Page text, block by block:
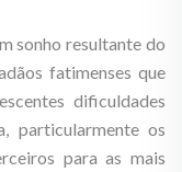
sonho resultante do
fatimenses que
dificuldades
particularmente os
para as mais